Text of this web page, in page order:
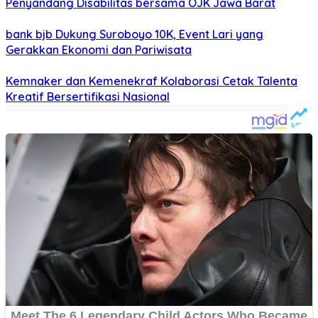
Penyandang Disabilitas bersama OJK Jawa Barat
bank bjb Dukung Suroboyo 10K, Event Lari yang
Gerakkan Ekonomi dan Pariwisata
Kemnaker dan Kemenekraf Kolaborasi Cetak Talenta
Kreatif Bersertifikasi Nasional